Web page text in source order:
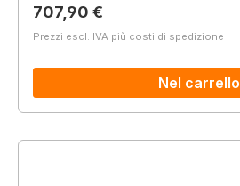
Prezzo normale:
707,90 €
Prezzi escl. IVA più costi di spedizione
Nel carrello